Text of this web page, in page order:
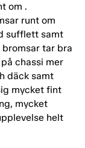
om .
runt om
sufflett samt
tar bra
chassi mer
däck samt
mycket fint
mycket
helt